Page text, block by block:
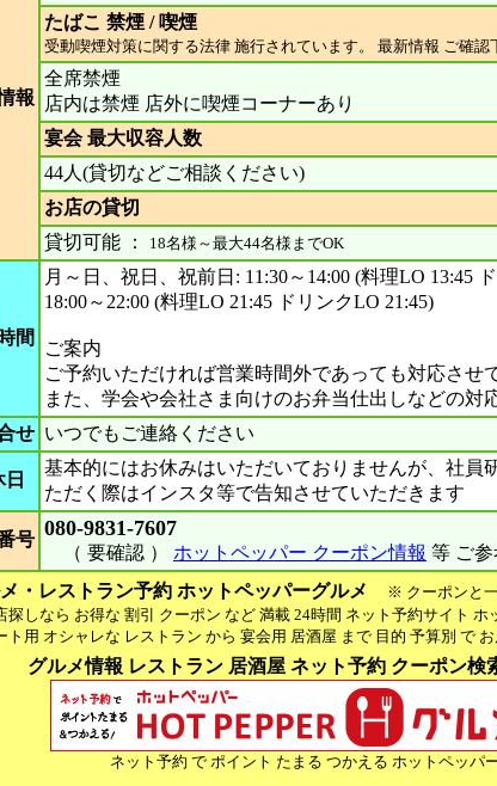
報
たばこ 禁煙 / 喫煙
受動喫煙対策に関する法律 施行されています。 最新情報 ご確認
全席禁煙
店内は禁煙 店外に喫煙コーナーあり
宴会 最大収容人数
44人(貸切などご相談ください)
お店の貸切
貸切可能 ：
18名様～最大44名様までOK
間
月～日、祝日、祝前日: 11:30～14:00 (料理LO 13:45
18:00～22:00 (料理LO 21:45 ドリンクLO 21:45)
ご案内
ご予約いただければ営業時間外であっても対応させ
また、学会や会社さま向けのお弁当仕出しなどの対
せ いつでもご連絡ください
基本的にはお休みはいただいておりませんが、社員
ただく際はインスタ等で告知させていただきます
号 080-9831-7607
（ 要確認 ） ホットペッパー クーポン情報 等 ご
・レストラン予約 ホットペッパーグルメ
※ クーポンと
しなら お得な 割引 クーポン など 満載 24時間 ネット予約サイト ホ
用 オシャレな レストラン から 宴会用 居酒屋 まで 目的 予算別 で お
グルメ情報 レストラン 居酒屋 ネット予約 クーポン検
ネット予約 で ポイント たまる つかえる ホットペッパ